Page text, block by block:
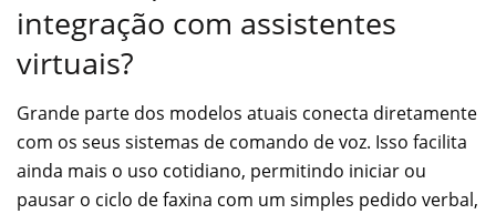
integração com assistentes
virtuais?
Grande parte dos modelos atuais conecta diretamente
com os seus sistemas de comando de voz. Isso facilita
ainda mais o uso cotidiano, permitindo iniciar ou
pausar o ciclo de faxina com um simples pedido verbal,